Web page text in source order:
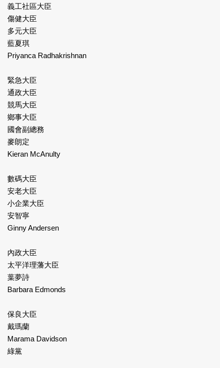
義工社區大臣
傷健大臣
多元大臣
藍夏琪
Priyanca Radhakrishnan
緊急大臣
通政大臣
競馬大臣
鄉事大臣
國會副總務
麥朗定
Kieran McAnulty
數碼大臣
安老大臣
小企業大臣
安智寧
Ginny Andersen
內政大臣
太平洋理藩大臣
葉夢詩
Barbara Edmonds
保良大臣
戴瑪蘭
Marama Davidson
綠黨